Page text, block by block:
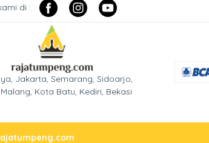
di :
Jakarta, Semarang, Sidoarjo,
Malang, Kota Batu, Kediri, Bekasi